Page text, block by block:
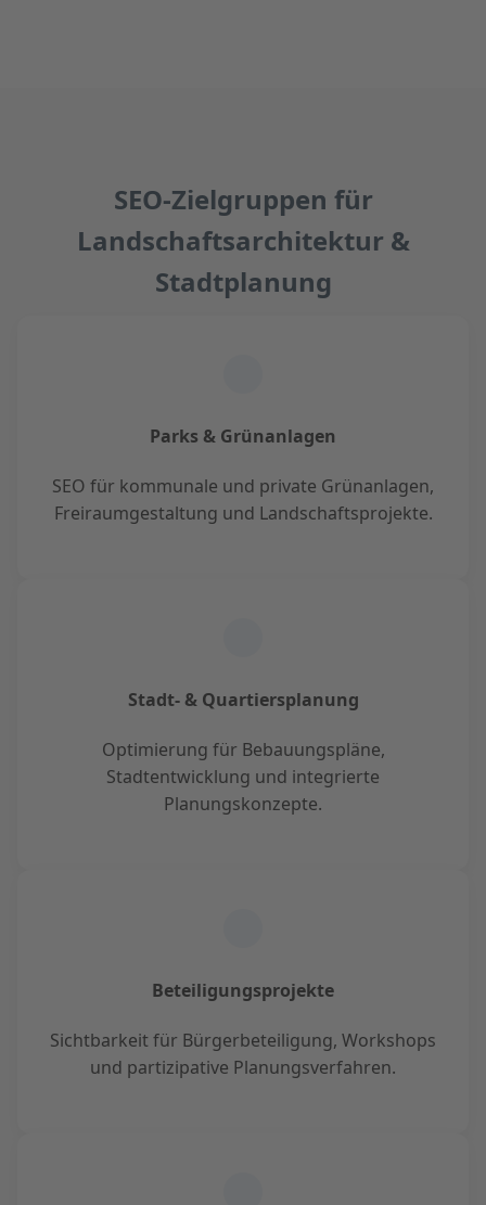
SEO-Zielgruppen für
Landschaftsarchitektur &
Stadtplanung
Parks & Grünanlagen
SEO für kommunale und private Grünanlagen,
Freiraumgestaltung und Landschaftsprojekte.
Stadt- & Quartiersplanung
Optimierung für Bebauungspläne,
Stadtentwicklung und integrierte
Planungskonzepte.
Beteiligungsprojekte
Sichtbarkeit für Bürgerbeteiligung, Workshops
und partizipative Planungsverfahren.